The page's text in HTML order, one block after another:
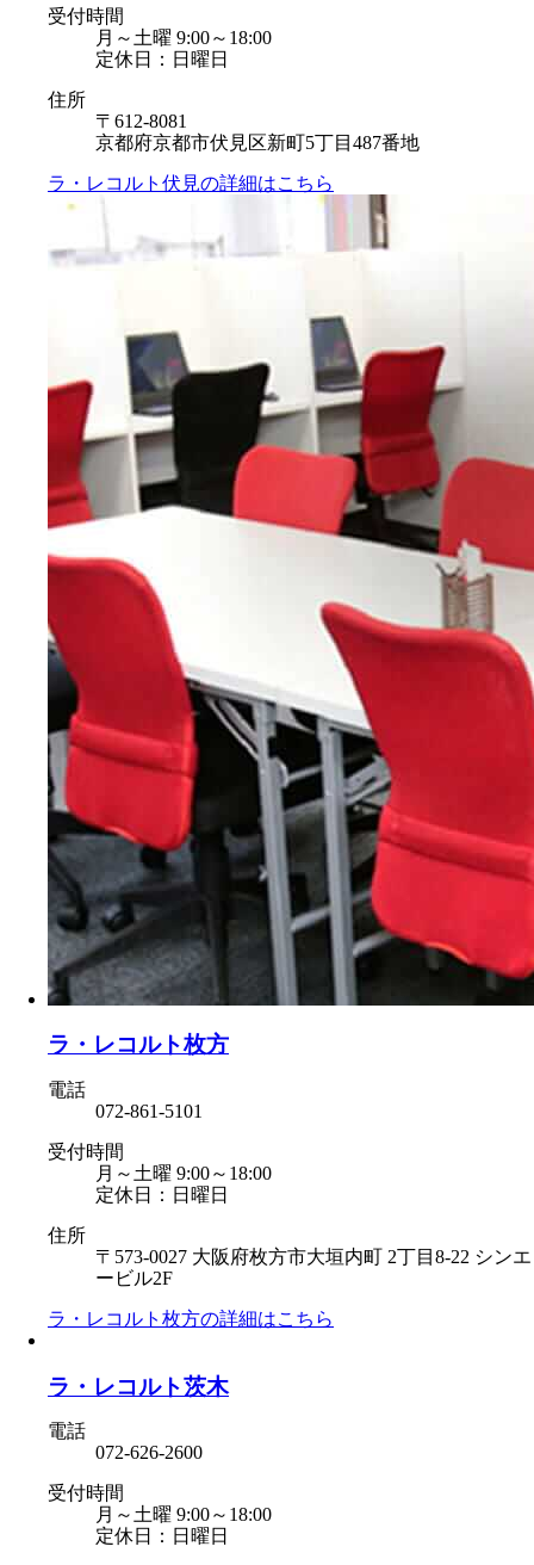
受付時間
月～土曜 9:00～18:00
定休日：日曜日
住所
〒612-8081
京都府京都市伏見区新町5丁目487番地
ラ・レコルト伏見の詳細はこちら
ラ・レコルト枚方
電話
072-861-5101
受付時間
月～土曜 9:00～18:00
定休日：日曜日
住所
〒573-0027 大阪府枚方市大垣内町 2丁目8-22 シンエ
ービル2F
ラ・レコルト枚方の詳細はこちら
ラ・レコルト茨木
電話
072-626-2600
受付時間
月～土曜 9:00～18:00
定休日：日曜日